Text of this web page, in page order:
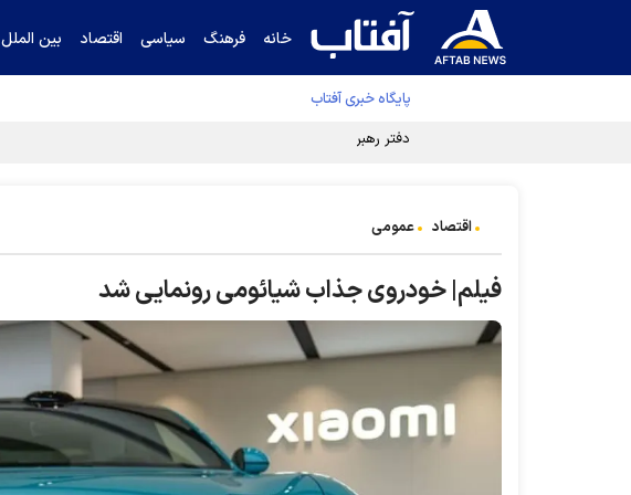
خانه فرهنگ سیاسی اقتصاد بین الملل
پایگاه خبری آفتاب
دفتر رهبر انقلاب ادعای خرازی درباره پزشکیان را تکذیب کرد
اقتصاد عمومی
فیلم| خودروی جذاب شیائومی رونمایی شد